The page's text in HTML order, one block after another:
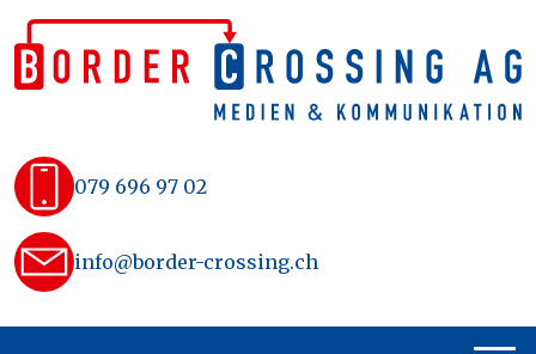
Skip
to
content
079 696 97 02
info@border-crossing.ch